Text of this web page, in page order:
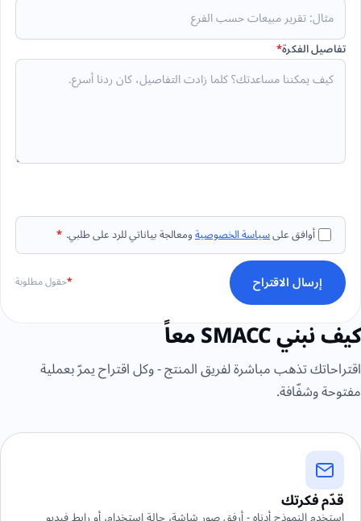
تفاصيل الفكرة*
أوافق علىسياسة الخصوصيةومعالجة بياناتي للرد على طلبي. *
إرسال الاقتراح *حقول مطلوبة
كيف نبني SMACC معاً
اقتراحاتك تذهب مباشرة لفريق المنتج - وكل اقتراح يمرّ بعملية
مفتوحة وشفّافة.
قدّم فكرتك